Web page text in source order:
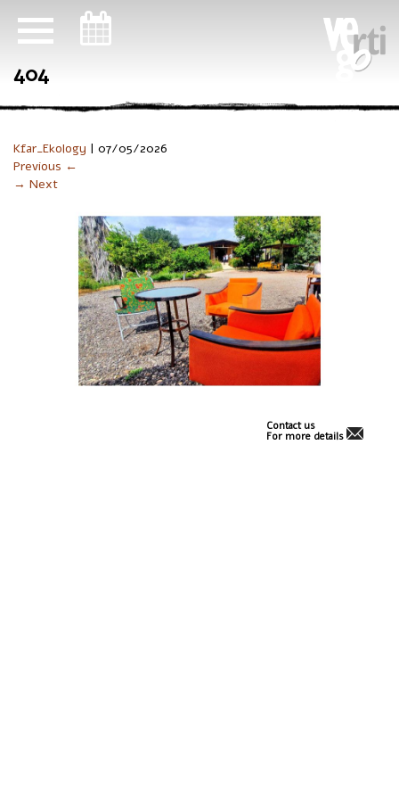
404
Kfar_Ekology | 07/05/2026
Previous ←
→ Next
Contact us
For more details